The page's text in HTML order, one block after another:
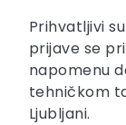
Prihvatljivi
prijave se
napomenu
tehničkom
Ljubljani.